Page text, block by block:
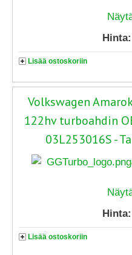
Hinta:
Lisää ostoskoriin
Volkswagen
122hv turboahdin
03L253016S -
Hinta:
Lisää ostoskoriin